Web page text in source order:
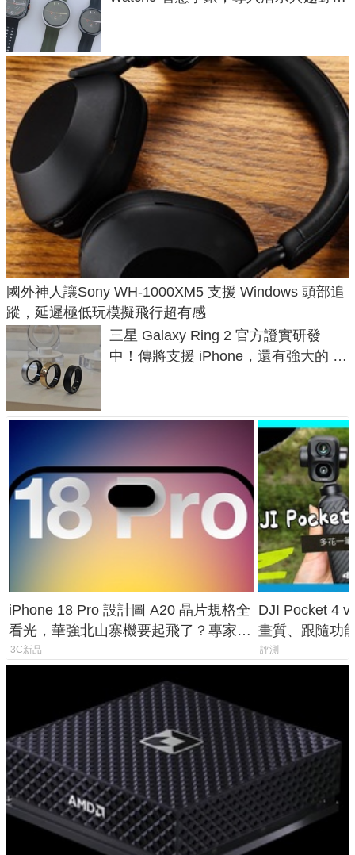
國外神人讓Sony WH-1000XM5 支援 Windows 頭部追
蹤，延遲極低玩模擬飛行超有感
三星 Galaxy Ring 2 官方證實研發
中！傳將支援 iPhone，還有強大的 AI
iPhone 18 Pro 設計圖 A20 晶片規格全
看光，華強北山寨機要起飛了？專家曝
山寨機無法復刻兩大關鍵
3C新品
DJI Pocket 4
畫質、跟隨功
一次看懂兩台
評測